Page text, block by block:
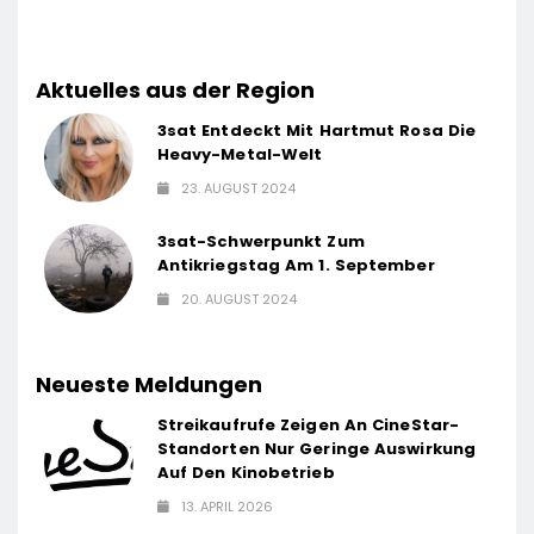
Aktuelles aus der Region
3sat Entdeckt Mit Hartmut Rosa Die
Heavy-Metal-Welt
23. AUGUST 2024
3sat-Schwerpunkt Zum
Antikriegstag Am 1. September
20. AUGUST 2024
Neueste Meldungen
Streikaufrufe Zeigen An CineStar-
Standorten Nur Geringe Auswirkung
Auf Den Kinobetrieb
13. APRIL 2026